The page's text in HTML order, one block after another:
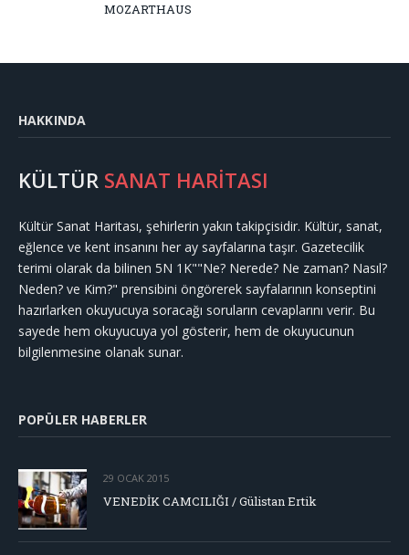
MOZARTHAUS
HAKKINDA
KÜLTÜR SANAT HARİTASI
Kültür Sanat Haritası, şehirlerin yakın takipçisidir. Kültür, sanat,
eğlence ve kent insanını her ay sayfalarına taşır. Gazetecilik
terimi olarak da bilinen 5N 1K""Ne? Nerede? Ne zaman? Nasıl?
Neden? ve Kim?" prensibini öngörerek sayfalarının konseptini
hazırlarken okuyucuya soracağı soruların cevaplarını verir. Bu
sayede hem okuyucuya yol gösterir, hem de okuyucunun
bilgilenmesine olanak sunar.
POPÜLER HABERLER
29 OCAK 2015
VENEDİK CAMCILIĞI / Gülistan Ertik